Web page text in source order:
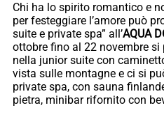
Chi ha lo spirito romantico e
per festeggiare l’amore può
suite e private spa” all’AQUA
ottobre fino al 22 novembre
nella junior suite con
vista sulle montagne e ci si
private spa, con sauna
pietra, minibar rifornito con